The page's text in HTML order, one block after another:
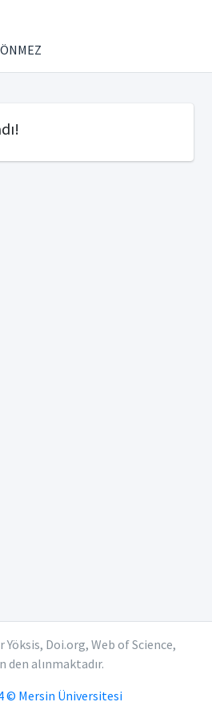
Doi.org, Web of Science,
den alınmaktadır.
© Mersin Üniversitesi